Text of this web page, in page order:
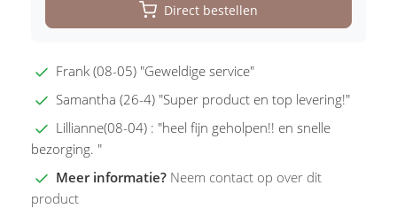
Direct bestellen
Frank (08-05) "Geweldige service"
Samantha (26-4) "Super product en top levering!"
Lillianne(08-04) : "heel fijn geholpen!! en snelle
bezorging. "
Meer informatie? Neem contact op over dit
product